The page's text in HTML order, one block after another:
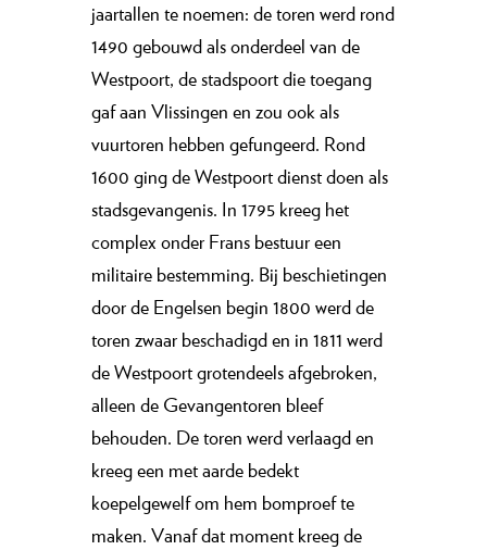
jaartallen te noemen: de toren werd rond
1490 gebouwd als onderdeel van de
Westpoort, de stadspoort die toegang
gaf aan Vlissingen en zou ook als
vuurtoren hebben gefungeerd. Rond
1600 ging de Westpoort dienst doen als
stadsgevangenis. In 1795 kreeg het
complex onder Frans bestuur een
militaire bestemming. Bij beschietingen
door de Engelsen begin 1800 werd de
toren zwaar beschadigd en in 1811 werd
de Westpoort grotendeels afgebroken,
alleen de Gevangentoren bleef
behouden. De toren werd verlaagd en
kreeg een met aarde bedekt
koepelgewelf om hem bomproef te
maken. Vanaf dat moment kreeg de